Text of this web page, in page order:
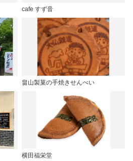
cafe すず音
畠山製菓の手焼きせんべい
横田福栄堂